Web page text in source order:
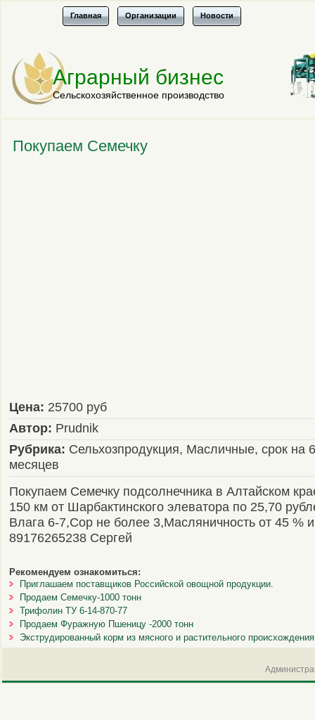
Главная Организации Новости
Аграрный бизнес
Сельскохозяйственное производство
Покупаем Семечку
Цена: 25700 руб
Автор: Prudnik
Рубрика: Сельхозпродукция, Масличные, срок на 6
месяцев
Покупаем Семечку подсолнечника в Алтайском
150 км от Шарбактинского элеватора по 25,70
Влага 6-7,Сор не более 3,Масляничность от 45 %
89176265238 Сергей
Рекомендуем ознакомиться:
Приглашаем поставщиков Российской овощной продукции.
Продаем Семечку-1000 тонн
Трифолин ТУ 6-14-870-77
Продаем Фуражную Пшеницу -2000 тонн
Экструдированный корм из мясного и растительного происхождения